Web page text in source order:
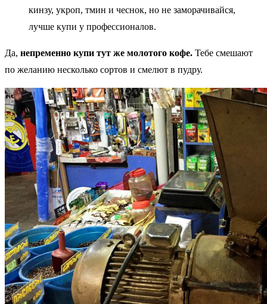
кинзу, укроп, тмин и чеснок, но не заморачивайся,
лучше купи у профессионалов.
Да, непременно купи тут же молотого кофе. Тебе смешают
по желанию несколько сортов и смелют в пудру.